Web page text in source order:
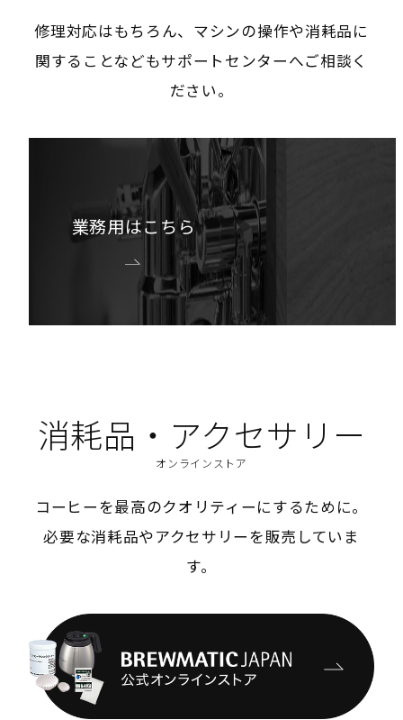
修理対応はもちろん、マシンの操作や消耗品に
関することなどもサポートセンターへご相談く
ださい。
業務用はこちら
消耗品・アクセサリー
オンラインストア
コーヒーを最高のクオリティーにするために。
必要な消耗品やアクセサリーを販売していま
す。